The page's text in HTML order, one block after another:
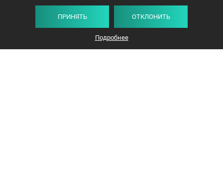
ПРИНЯТЬ ОТКЛОНИТЬ
Подробнее